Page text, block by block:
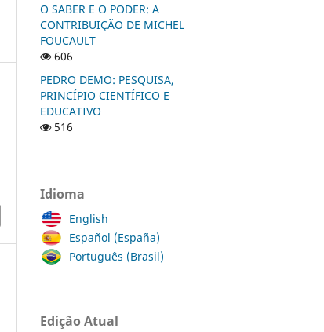
O SABER E O PODER: A
CONTRIBUIÇÃO DE MICHEL
FOUCAULT
606
PEDRO DEMO: PESQUISA,
PRINCÍPIO CIENTÍFICO E
EDUCATIVO
516
Idioma
English
Español (España)
Português (Brasil)
Edição Atual